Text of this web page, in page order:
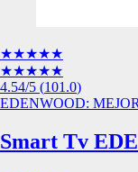
★★★★★
★★★★★
4.54/5 (101.0)
EDENWOOD:
Smart Tv